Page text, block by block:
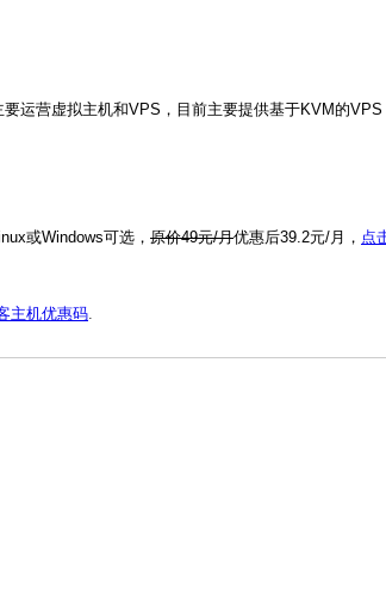
运营虚拟主机和VPS，目前主要提供基于KVM的
或Windows可选， 原价49元/月优惠后39.2元/月， 点
主机优惠码